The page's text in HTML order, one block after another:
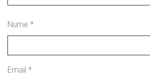
Nume *
Email *